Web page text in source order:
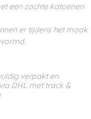
een zachte katoenen
er tijdens het maak
verpakt en
DHL met track &